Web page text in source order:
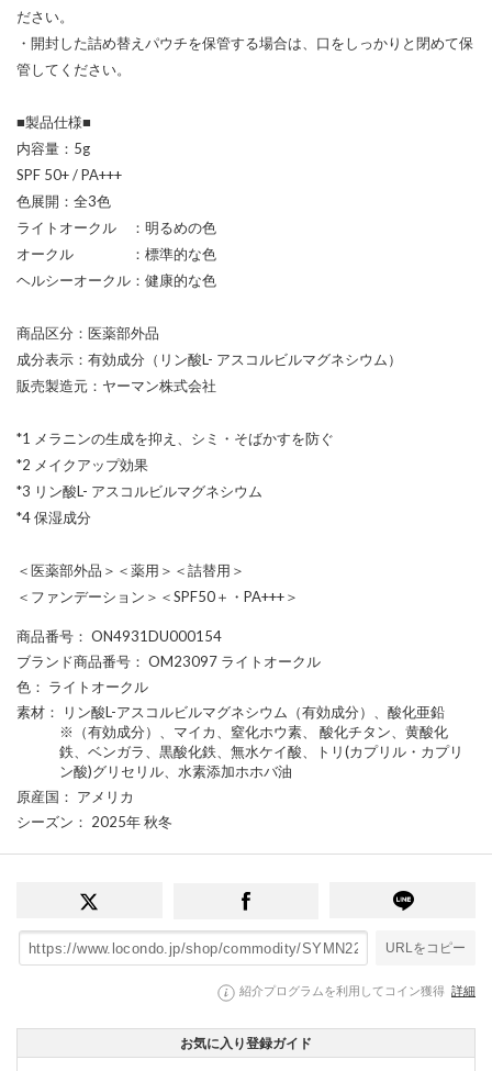
ださい。
・開封した詰め替えパウチを保管する場合は、口をしっかりと閉めて保
管してください。
■製品仕様■
内容量：5g
SPF 50+ / PA+++
色展開：全3色
ライトオークル ：明るめの色
オークル ：標準的な色
ヘルシーオークル：健康的な色
商品区分：医薬部外品
成分表示：有効成分（リン酸L- アスコルビルマグネシウム）
販売製造元：ヤーマン株式会社
*1 メラニンの生成を抑え、シミ・そばかすを防ぐ
*2 メイクアップ効果
*3 リン酸L- アスコルビルマグネシウム
*4 保湿成分
＜医薬部外品＞＜薬用＞＜詰替用＞
＜ファンデーション＞＜SPF50＋・PA+++＞
商品番号 ： ON4931DU000154
ブランド商品番号 ： OM23097 ライトオークル
色 ： ライトオークル
素材 ： リン酸L-アスコルビルマグネシウム（有効成分）、酸化亜鉛
※（有効成分）、マイカ、窒化ホウ素、 酸化チタン、黄酸化
鉄、ベンガラ、黒酸化鉄、無水ケイ酸、トリ(カプリル・カプリ
ン酸)グリセリル、水素添加ホホバ油
原産国 ： アメリカ
シーズン ： 2025年 秋冬
URLをコピー
紹介プログラムを利用してコイン獲得 詳細
お気に入り登録ガイド